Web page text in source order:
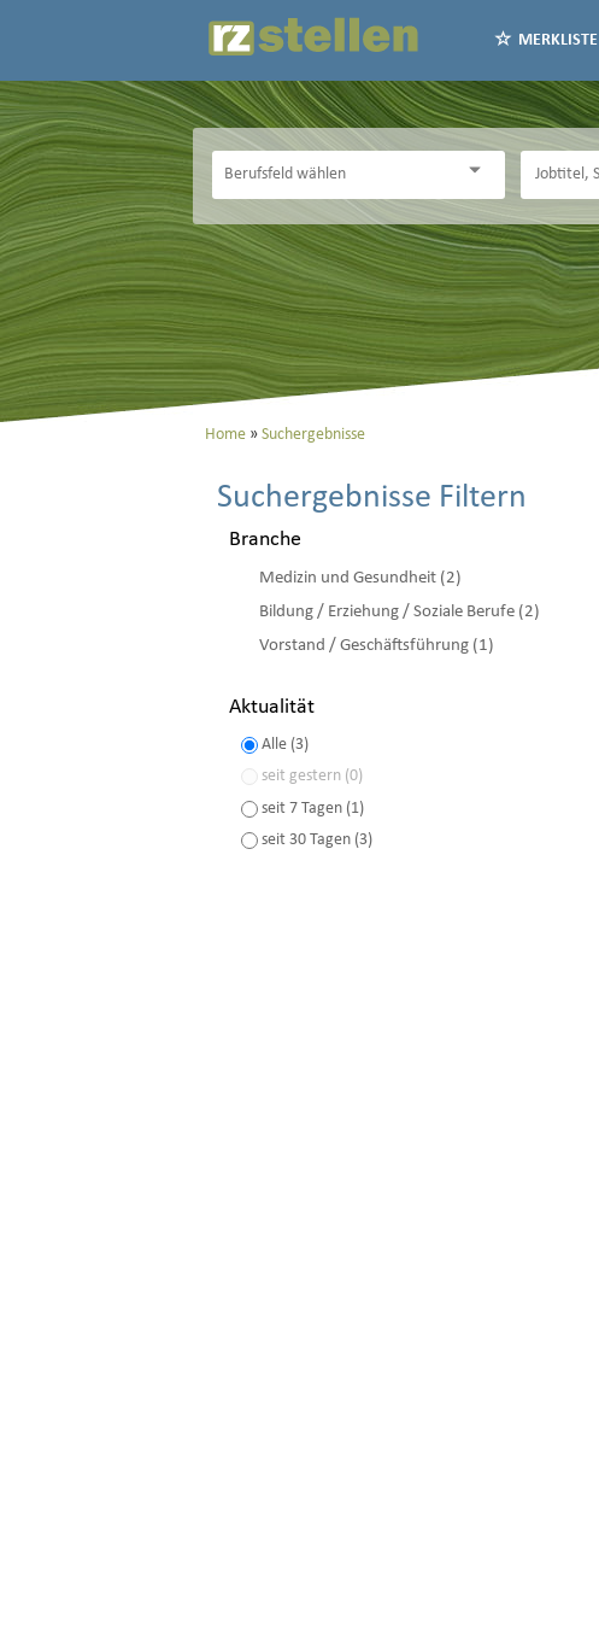
MERKLISTE
Home Suchergebnisse
Suchergebnisse Filtern
Branche
Medizin und Gesundheit (2)
Bildung / Erziehung / Soziale Berufe (2)
Vorstand / Geschäftsführung (1)
Aktualität
Alle (3)
seit gestern (0)
seit 7 Tagen (1)
seit 30 Tagen (3)